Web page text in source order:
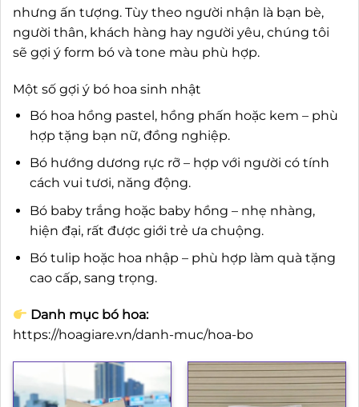
nhưng ấn tượng. Tùy theo người nhận là bạn bè,
người thân, khách hàng hay người yêu, chúng tôi
sẽ gợi ý form bó và tone màu phù hợp.
Một số gợi ý bó hoa sinh nhật
Bó hoa hồng pastel, hồng phấn hoặc kem – phù
hợp tặng bạn nữ, đồng nghiệp.
Bó hướng dương rực rỡ – hợp với người có tính
cách vui tươi, năng động.
Bó baby trắng hoặc baby hồng – nhẹ nhàng,
hiện đại, rất được giới trẻ ưa chuộng.
Bó tulip hoặc hoa nhập – phù hợp làm quà tặng
cao cấp, sang trọng.
Danh mục bó hoa:
https://hoagiare.vn/danh-muc/hoa-bo